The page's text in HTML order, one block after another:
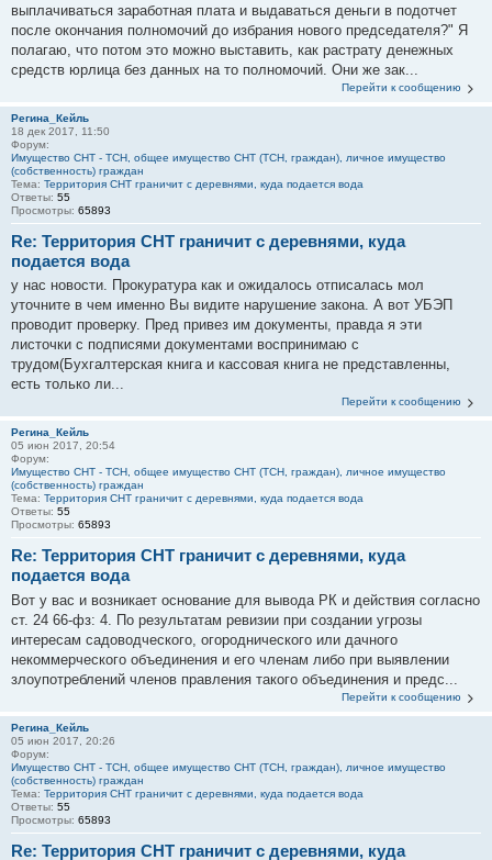
выплачиваться заработная плата и выдаваться деньги в подотчет
после окончания полномочий до избрания нового председателя?" Я
полагаю, что потом это можно выставить, как растрату денежных
средств юрлица без данных на то полномочий. Они же зак...
Перейти к сообщению
Регина_Кейль
18 дек 2017, 11:50
Форум:
Имущество СНТ - ТСН, общее имущество СНТ (ТСН, граждан), личное имущество
(собственность) граждан
Тема: Территория СНТ граничит с деревнями, куда подается вода
Ответы: 55
Просмотры: 65893
Re: Территория СНТ граничит с деревнями, куда
подается вода
у нас новости. Прокуратура как и ожидалось отписалась мол
уточните в чем именно Вы видите нарушение закона. А вот УБЭП
проводит проверку. Пред привез им документы, правда я эти
листочки с подписями документами воспринимаю с
трудом(Бухгалтерская книга и кассовая книга не представленны,
есть только ли...
Перейти к сообщению
Регина_Кейль
05 июн 2017, 20:54
Форум:
Имущество СНТ - ТСН, общее имущество СНТ (ТСН, граждан), личное имущество
(собственность) граждан
Тема: Территория СНТ граничит с деревнями, куда подается вода
Ответы: 55
Просмотры: 65893
Re: Территория СНТ граничит с деревнями, куда
подается вода
Вот у вас и возникает основание для вывода РК и действия согласно
ст. 24 66-фз: 4. По результатам ревизии при создании угрозы
интересам садоводческого, огороднического или дачного
некоммерческого объединения и его членам либо при выявлении
злоупотреблений членов правления такого объединения и предс...
Перейти к сообщению
Регина_Кейль
05 июн 2017, 20:26
Форум:
Имущество СНТ - ТСН, общее имущество СНТ (ТСН, граждан), личное имущество
(собственность) граждан
Тема: Территория СНТ граничит с деревнями, куда подается вода
Ответы: 55
Просмотры: 65893
Re: Территория СНТ граничит с деревнями, куда